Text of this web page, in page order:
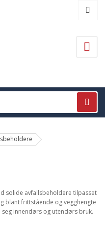
solide avfallsbeholdere tilpasset
blant frittstående og vegghengte
innendørs og utendørs bruk.